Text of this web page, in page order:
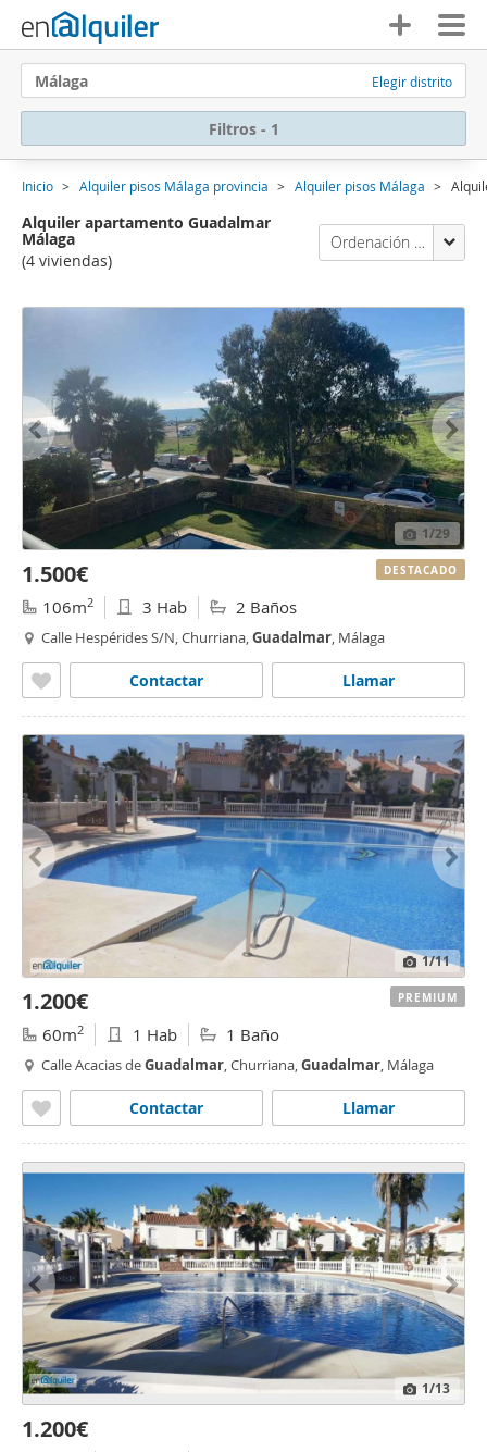
Málaga Elegir distrito
Filtros - 1
Inicio Alquiler pisos Málaga provincia Alquiler pisos Málaga
Alquiler apartamento Guadalmar
Málaga
(4 viviendas)
Ordenación Enalquiler
1/29
1.500€
106m2 3 Hab 2 Baños
Calle Hespérides S/N, Churriana,Guadalmar, Málaga
Llamar
Contactar
DESTACADO
1/11
1.200€
60m2 1 Hab 1 Baño
Calle Acacias deGuadalmar, Churriana,Guadalmar, Málaga
Llamar
Contactar
PREMIUM
1/13
1.200€